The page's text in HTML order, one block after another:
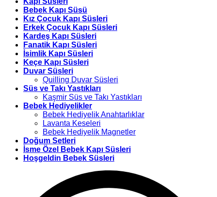
Bebek Kapı Süsü
Kız Çocuk Kapı Süsleri
Erkek Çocuk Kapı Süsleri
Kardeş Kapı Süsleri
Fanatik Kapı Süsleri
İsimlik Kapı Süsleri
Keçe Kapı Süsleri
Duvar Süsleri
Quilling Duvar Süsleri
Süs ve Takı Yastıkları
Kaşmir Süs ve Takı Yastıkları
Bebek Hediyelikler
Bebek Hediyelik Anahtarlıklar
Lavanta Keseleri
Bebek Hediyelik Magnetler
Doğum Setleri
İsme Özel Bebek Kapı Süsleri
Hoşgeldin Bebek Süsleri